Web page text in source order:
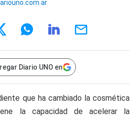
Diario UNO en
que ha cambiado la cosmética
la capacidad de acelerar la